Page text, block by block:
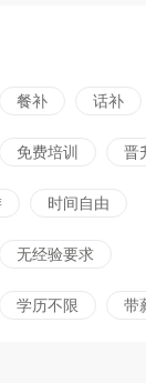
餐补 话补
免费培训 晋
时间自由
无经验要求
学历不限 带